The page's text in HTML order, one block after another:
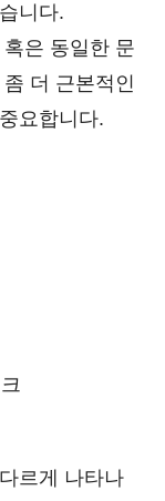
니다.
은 동일한 문
더 근본적인
요합니다.
르게 나타나